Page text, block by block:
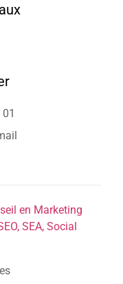
en Marketing
SEA, Social